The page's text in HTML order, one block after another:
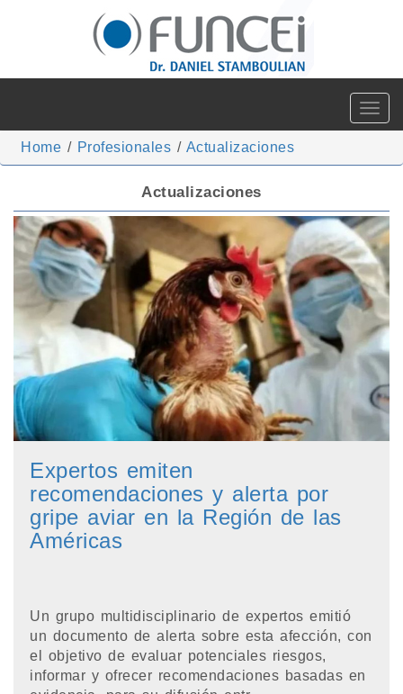
Toggle
Home / Profesionales / Actualizaciones
Actualizaciones
Expertos emiten
recomendaciones y alerta por
gripe aviar en la Región de las
Américas
Un grupo multidisciplinario de expertos emitió
un documento de alerta sobre esta afección, con
el objetivo de evaluar potenciales riesgos,
informar y ofrecer recomendaciones basadas en